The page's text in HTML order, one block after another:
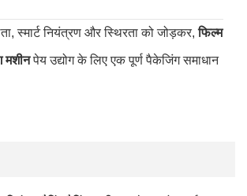
स्मार्ट नियंत्रण और स्थिरता को जोड़कर,फिल्म
मशीनपेय उद्योग के लिए एक पूर्ण पैकेजिंग समाधान